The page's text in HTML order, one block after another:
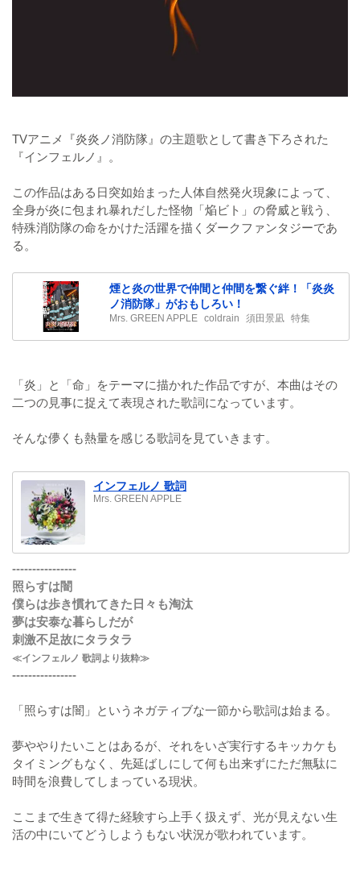
TVアニメ『炎炎ノ消防隊』の主題歌として書き下ろされた
『インフェルノ』。
この作品はある日突如始まった人体自然発火現象によって、
全身が炎に包まれ暴れだした怪物「焔ビト」の脅威と戦う、
特殊消防隊の命をかけた活躍を描くダークファンタジーであ
る。
煙と炎の世界で仲間と仲間を繋ぐ絆！「炎炎
ノ消防隊」がおもしろい！
Mrs. GREEN APPLE coldrain 須田景凪 特集
「炎」と「命」をテーマに描かれた作品ですが、本曲はその
二つの見事に捉えて表現された歌詞になっています。
そんな儚くも熱量を感じる歌詞を見ていきます。
インフェルノ 歌詞
Mrs. GREEN APPLE
----------------
照らすは闇
僕らは歩き慣れてきた日々も淘汰
夢は安泰な暮らしだが
刺激不足故にタラタラ
≪インフェルノ 歌詞より抜粋≫
----------------
「照らすは闇」というネガティブな一節から歌詞は始まる。
夢ややりたいことはあるが、それをいざ実行するキッカケも
タイミングもなく、先延ばしにして何も出来ずにただ無駄に
時間を浪費してしまっている現状。
ここまで生きて得た経験すら上手く扱えず、光が見えない生
活の中にいてどうしようもない状況が歌われています。